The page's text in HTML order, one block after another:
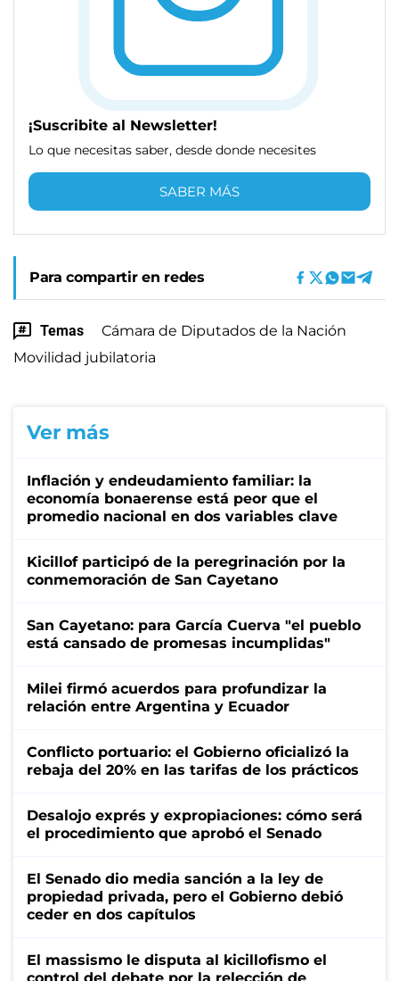
¡Suscribite al Newsletter!
Lo que necesitas saber, desde donde necesites
SABER MÁS
Para compartir en redes
Temas
Cámara de Diputados de la Nación
Movilidad jubilatoria
Ver más
Inflación y endeudamiento familiar: la
economía bonaerense está peor que el
promedio nacional en dos variables clave
Kicillof participó de la peregrinación por la
conmemoración de San Cayetano
San Cayetano: para García Cuerva "el pueblo
está cansado de promesas incumplidas"
Milei firmó acuerdos para profundizar la
relación entre Argentina y Ecuador
Conflicto portuario: el Gobierno oficializó la
rebaja del 20% en las tarifas de los prácticos
Desalojo exprés y expropiaciones: cómo será
el procedimiento que aprobó el Senado
El Senado dio media sanción a la ley de
propiedad privada, pero el Gobierno debió
ceder en dos capítulos
El massismo le disputa al kicillofismo el